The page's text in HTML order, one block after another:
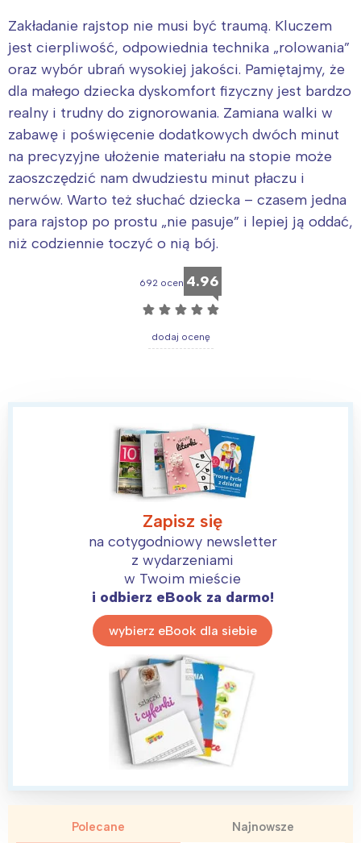
Zakładanie rajstop nie musi być traumą. Kluczem
jest cierpliwość, odpowiednia technika „rolowania”
oraz wybór ubrań wysokiej jakości. Pamiętajmy, że
dla małego dziecka dyskomfort fizyczny jest bardzo
realny i trudny do zignorowania. Zamiana walki w
zabawę i poświęcenie dodatkowych dwóch minut
na precyzyjne ułożenie materiału na stopie może
zaoszczędzić nam dwudziestu minut płaczu i
nerwów. Warto też słuchać dziecka – czasem jedna
para rajstop po prostu „nie pasuje” i lepiej ją oddać,
niż codziennie toczyć o nią bój.
692 ocen 4.96
☆ ☆ ☆ ☆ ☆
dodaj ocenę
Zapisz się
na cotygodniowy newsletter
z wydarzeniami
w Twoim mieście
i odbierz eBook za darmo!
wybierz eBook dla siebie
Polecane Najnowsze